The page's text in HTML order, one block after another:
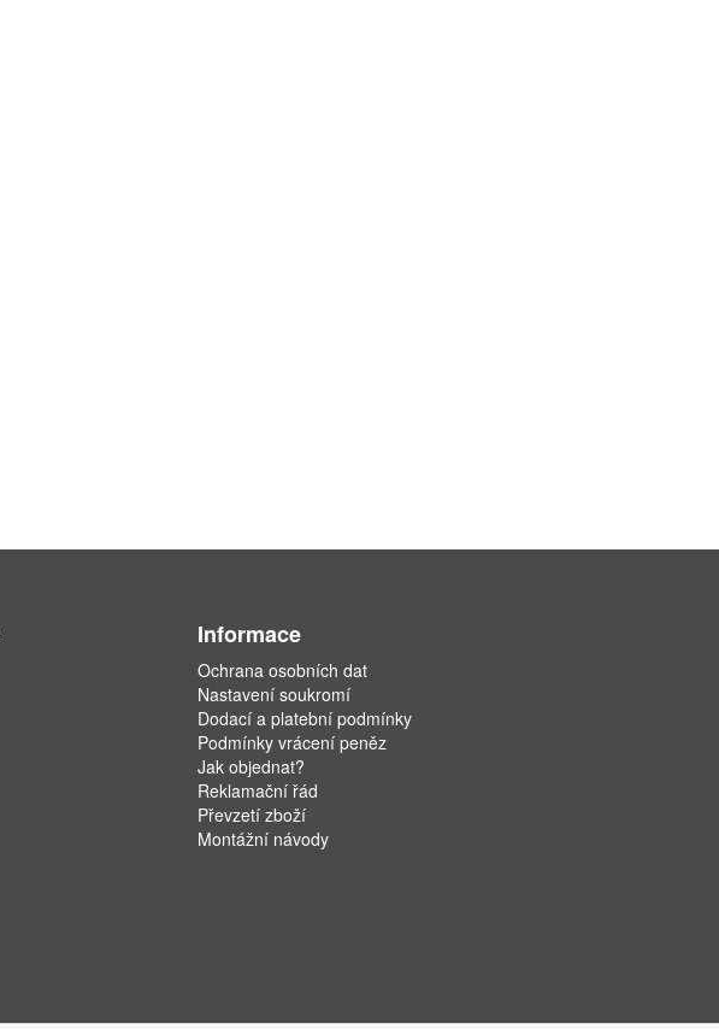
Informace
Ochrana osobních dat
Nastavení soukromí
Dodací a platební podmínky
Podmínky vrácení peněz
Jak objednat?
Reklamační řád
Převzetí zboží
Montážní návody